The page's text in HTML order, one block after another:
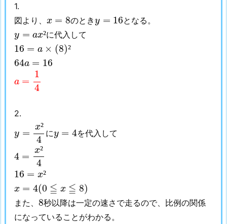
1.
図より、 x = 8
x=8 のときy = 16
y=16 となる。
y = ax²
= x に代入して
16 = a × (8)²
16 )²
64a = 16
64a 16
a =
1
4
4
2.
y = x²
4
4
にy = 4
y= を代入して
4 = x²
4
4
16 = x²
16 ²
x = 4(0 ≦ x ≦ 8)
(0≦ x≦
また、 8
8秒以降は一定の速さで走るので、比例の関係
になっていることがわかる。